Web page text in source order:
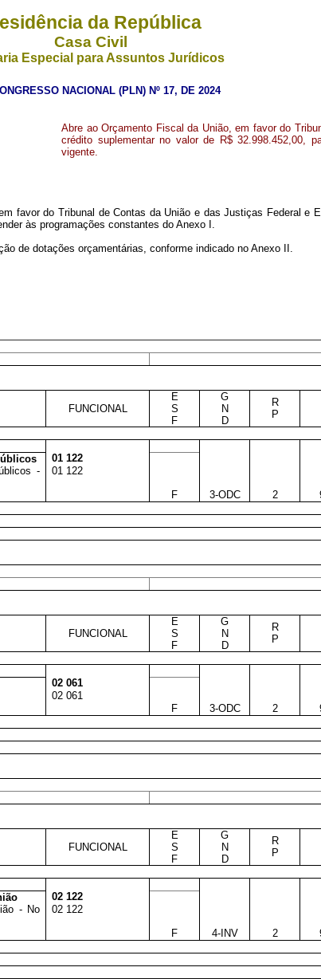
da República
Casa Civil
Especial para Assuntos Jurídicos
NACIONAL (PLN) Nº 17, DE 2024
Abre ao Orçamento Fiscal da União, em favor do
crédito suplementar no valor de R$ 32.998.452,00,
vigente.
favor do Tribunal de Contas da União e das Justiças Federal e
às programações constantes do Anexo I.
de dotações orçamentárias, conforme indicado no Anexo II.
FUNCIONAL
E
S
F
G
N
D
R
P
01 122
-
01 122
F
3-ODC 2
FUNCIONAL
E
S
F
G
N
D
R
P
02 061
02 061
F 3-ODC 2
FUNCIONAL
E
S
F
G
N
D
R
P
02 122
- No
02 122
F
4-INV 2